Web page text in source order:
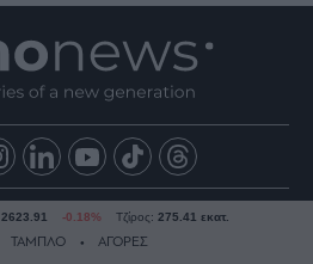
2623.91 -0.18% Τζίρος: 275.41 εκατ.
ΤΑΜΠΛΟ ΑΓΟΡΕΣ